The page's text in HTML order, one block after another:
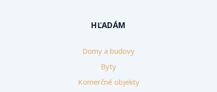
HĽADÁM
Domy a budovy
Byty
Komerčné objekty